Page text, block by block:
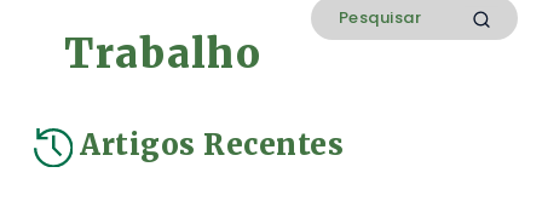
Trabalho
Artigos Recentes